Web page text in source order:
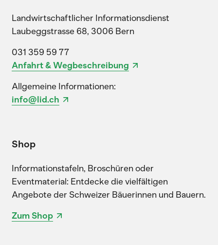
Landwirtschaftlicher Informationsdienst
Laubeggstrasse 68, 3006 Bern
031 359 59 77
Anfahrt & Wegbeschreibung
Allgemeine Informationen:
info@lid.ch
Shop
Informationstafeln, Broschüren oder
Eventmaterial: Entdecke die vielfältigen
Angebote der Schweizer Bäuerinnen und Bauern.
Zum Shop